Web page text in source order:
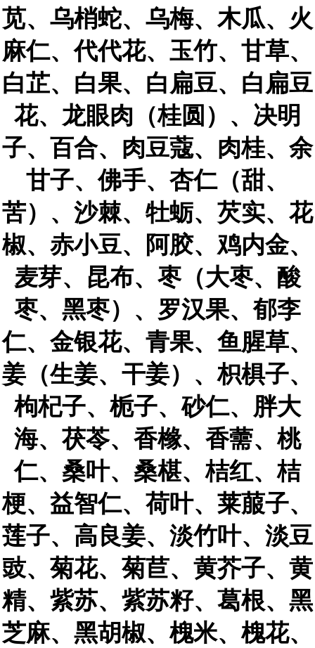
苋、乌梢蛇、乌梅、木瓜、火
麻仁、代代花、玉竹、甘草、
白芷、白果、白扁豆、白扁豆
花、龙眼肉（桂圆）、决明
子、百合、肉豆蔻、肉桂、余
甘子、佛手、杏仁（甜、
苦）、沙棘、牡蛎、芡实、花
椒、赤小豆、阿胶、鸡内金、
麦芽、昆布、枣（大枣、酸
枣、黑枣）、罗汉果、郁李
仁、金银花、青果、鱼腥草、
姜（生姜、干姜）、枳椇子、
枸杞子、栀子、砂仁、胖大
海、茯苓、香橼、香薷、桃
仁、桑叶、桑椹、桔红、桔
梗、益智仁、荷叶、莱菔子、
莲子、高良姜、淡竹叶、淡豆
豉、菊花、菊苣、黄芥子、黄
精、紫苏、紫苏籽、葛根、黑
芝麻、黑胡椒、槐米、槐花、